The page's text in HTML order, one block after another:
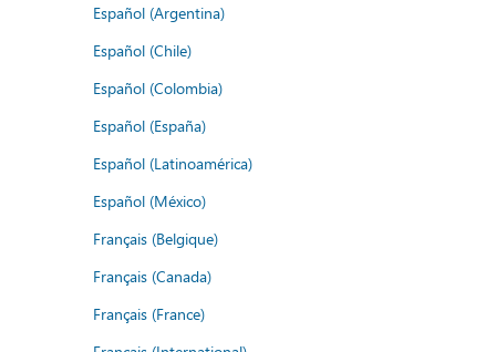
Español (Argentina)
Español (Chile)
Español (Colombia)
Español (España)
Español (Latinoamérica)
Español (México)
Français (Belgique)
Français (Canada)
Français (France)